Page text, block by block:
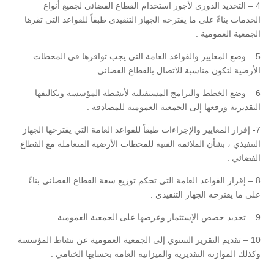
4 – التحديد الدوري لأجور استخدام القطاع الفضائي لجميع أنواع
الخدمات بناءً على ما يقترحه الجهاز التنفيذي طبقاً للقواعد التي تقرها
الجمعية العمومية .
5 – وضع المعايير والقواعد العامة التي يجب توافرها في المحطات
الأرضية لتكون مناسبة للاتصال بالقطاع الفضائي .
6 – وضع الخطط والبرامج المستقبلية لأنشطة المؤسسة وتكاليفها
التقديرية ورفعها إلى الجمعية العمومية للمصادقة .
7- إقرار المعايير والإجراءات طبقاً للقواعد العامة التي يقترحها الجهاز
التنفيذي ، بشأن الملائمة الفنية للمحطات الأرضية المتعاملة مع القطاع
الفضائي .
8 – إقرار القواعد العامة التي تحكم توزيع سعة القطاع الفضائي بناءً
على ما يقترحه الجهاز التنفيذي .
9 – تحديد حصص الإستثمار وعرضها على الجمعية العمومية .
10 – تقديم التقرير السنوي إلى الجمعية العمومية عن نشاط المؤسسة
وكذلك الموازنة التقديرية والميزانية العامة بحسابها الختامي .